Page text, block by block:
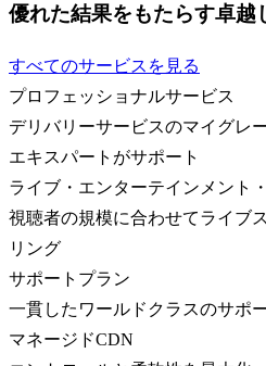
優れた結果をもたらす卓越
すべてのサービスを見る
プロフェッショナルサービス
デリバリーサービスのマイグレ
エキスパートがサポート
ライブ・エンターテインメント
視聴者の規模に合わせてライブ
リング
サポートプラン
一貫したワールドクラスのサポ
マネージドCDN